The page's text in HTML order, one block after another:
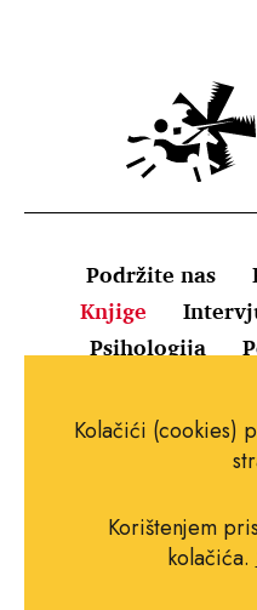
Podržite nas
Knjige
Psihologija
Uvjeti korištenja
Kolačići (cookies)
Korištenjem
kolačića.